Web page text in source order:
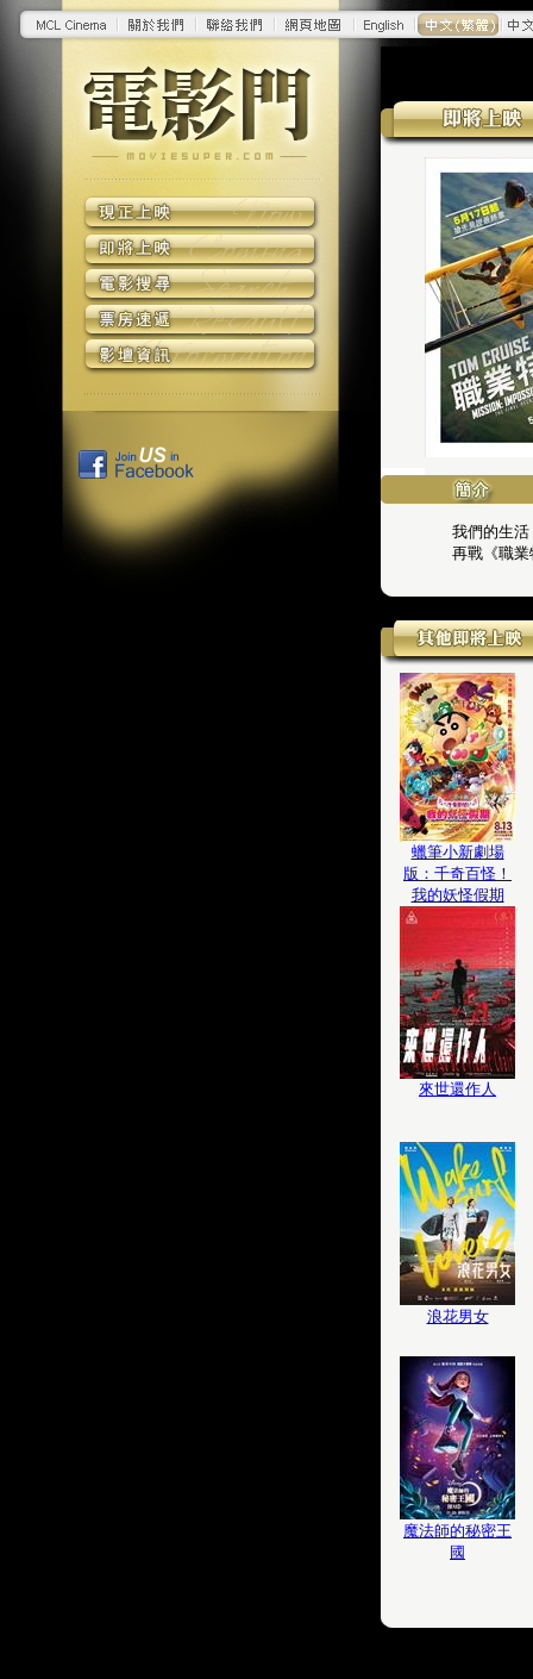
我們的生
再戰《職
蠟筆小新劇場
版：千奇百怪！
我的妖怪假期
來世還作人
浪花男女
魔法師的秘密王
國